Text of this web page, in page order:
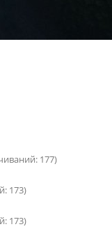
177)
173)
173)